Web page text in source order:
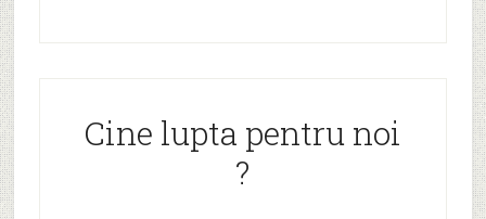
Cine lupta pentru noi
?